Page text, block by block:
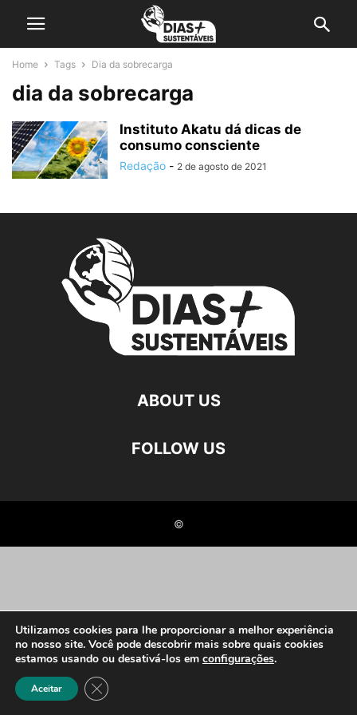
Home Tags Dia da sobrecarga
dia da sobrecarga
Instituto Akatu dá dicas de
consumo consciente
Redação - 2 de agosto de 2021
ABOUT US
FOLLOW US
©
Utilizamos cookies para lhe proporcionar a melhor experiência
no nosso site. Você pode descobrir mais sobre quais cookies
estamos usando ou desativá-los em configurações.
Aceitar Close GDPR Cookie Banner